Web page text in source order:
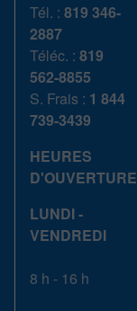
Tél. : 819 346-
2887
Téléc. : 819
562-8855
S. Frais : 1 844
739-3439
HEURES
D'OUVERTURE
LUNDI -
VENDREDI
8 h - 16 h